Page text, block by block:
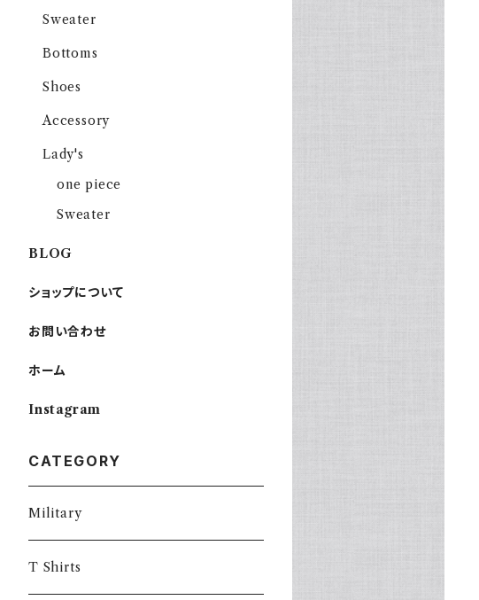
Sweater
Bottoms
Shoes
Accessory
Lady's
one piece
Sweater
BLOG
ショップについて
お問い合わせ
ホーム
Instagram
CATEGORY
Military
T Shirts